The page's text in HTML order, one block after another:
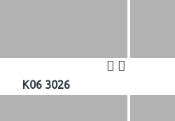
K06 3026